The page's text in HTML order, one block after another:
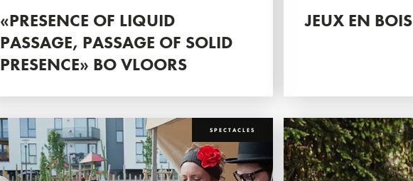
«PRESENCE OF LIQUID
PASSAGE, PASSAGE OF SOLID
PRESENCE» BO VLOORS
JEUX EN BOIS
SPECTACLES